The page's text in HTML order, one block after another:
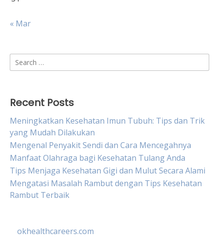
« Mar
Search
for:
Recent Posts
Meningkatkan Kesehatan Imun Tubuh: Tips dan Trik
yang Mudah Dilakukan
Mengenal Penyakit Sendi dan Cara Mencegahnya
Manfaat Olahraga bagi Kesehatan Tulang Anda
Tips Menjaga Kesehatan Gigi dan Mulut Secara Alami
Mengatasi Masalah Rambut dengan Tips Kesehatan
Rambut Terbaik
okhealthcareers.com